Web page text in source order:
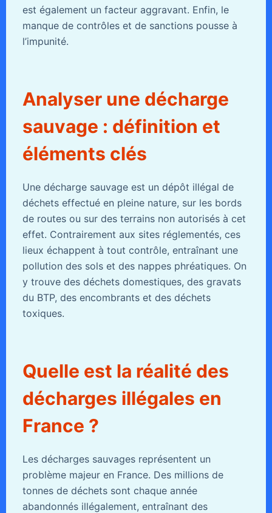
est également un facteur aggravant. Enfin, le
manque de contrôles et de sanctions pousse à
l’impunité.
Analyser une décharge
sauvage : définition et
éléments clés
Une décharge sauvage est un dépôt illégal de
déchets effectué en pleine nature, sur les bords
de routes ou sur des terrains non autorisés à cet
effet. Contrairement aux sites réglementés, ces
lieux échappent à tout contrôle, entraînant une
pollution des sols et des nappes phréatiques. On
y trouve des déchets domestiques, des gravats
du BTP, des encombrants et des déchets
toxiques.
Quelle est la réalité des
décharges illégales en
France ?
Les décharges sauvages représentent un
problème majeur en France. Des millions de
tonnes de déchets sont chaque année
abandonnés illégalement, entraînant des